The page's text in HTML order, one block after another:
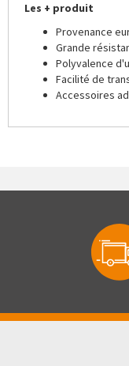
Les + produit
Provenance
Grande
Polyvalence
Facilité de
Accessoires